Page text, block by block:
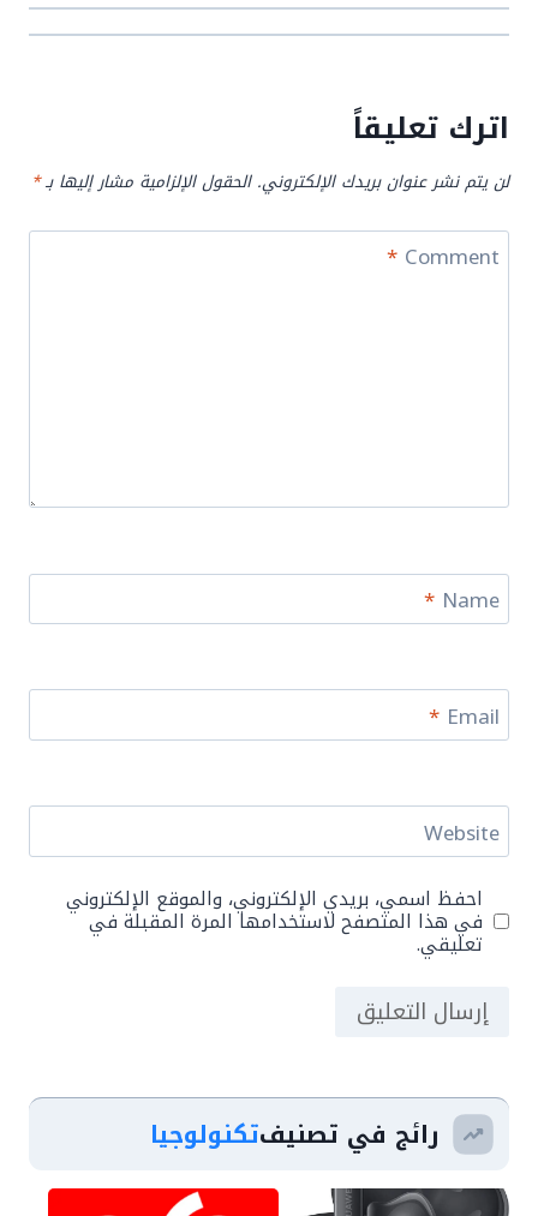
اترك تعليقاً
لن يتم نشر عنوان بريدك الإلكتروني. الحقول الإلزامية مشار إليها بـ*
Comment
*
Name
*
Email
*
Website
احفظ اسمي، بريدي الإلكتروني، والموقع الإلكتروني
في هذا المتصفح لاستخدامها المرة المقبلة في
تعليقي.
رائج في تصنيفتكنولوجيا